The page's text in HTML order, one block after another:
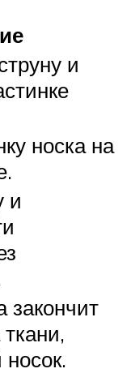
и
носка на
и
закончит